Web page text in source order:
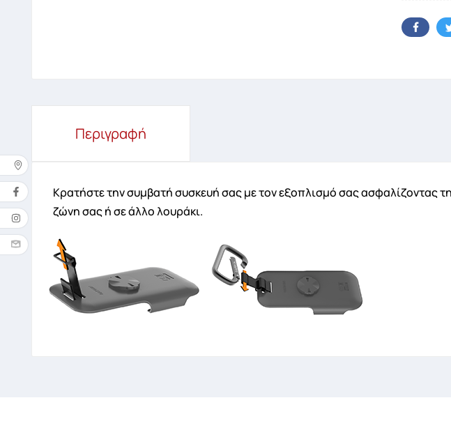
Περιγραφή
Κρατήστε την συμβατή συσκευή σας με τον εξοπλισμό σας ασφαλίζοντας
ζώνη σας ή σε άλλο λουράκι.
Δημιουργία λίστα
Ακύρωση